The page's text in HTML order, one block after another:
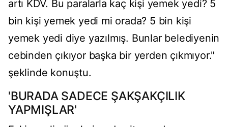
artı KDV. Bu paralarla kaç kişi yemek yedi? 5
bin kişi yemek yedi mi orada? 5 bin kişi
yemek yedi diye yazılmış. Bunlar belediyenin
cebinden çıkıyor başka bir yerden çıkmıyor."
şeklinde konuştu.
'BURADA SADECE ŞAKŞAKÇILIK
YAPMIŞLAR'